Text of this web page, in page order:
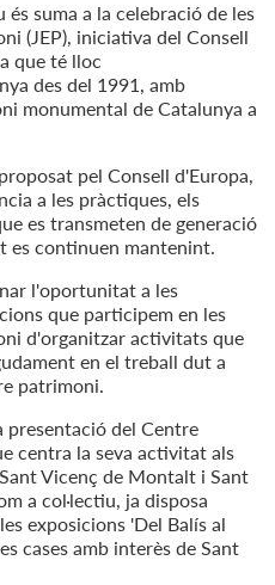
és suma a la celebració de les
(JEP), iniciativa del Consell
que té lloc
des del 1991, amb
monumental de Catalunya a
pel Consell d'Europa,
a les pràctiques, els
es transmeten de generació
es continuen mantenint.
l'oportunitat a les
que participem en les
d'organitzar activitats que
en el treball dut a
patrimoni.
presentació del Centre
centra la seva activitat als
Vicenç de Montalt i Sant
a col·lectiu, ja disposa
exposicions 'Del Balís al
cases amb interès de Sant